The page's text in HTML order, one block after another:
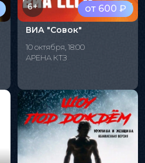
от 600 ₽
6+
ВИА "Совок"
10 октября, 18:00
АРЕНА КТЗ